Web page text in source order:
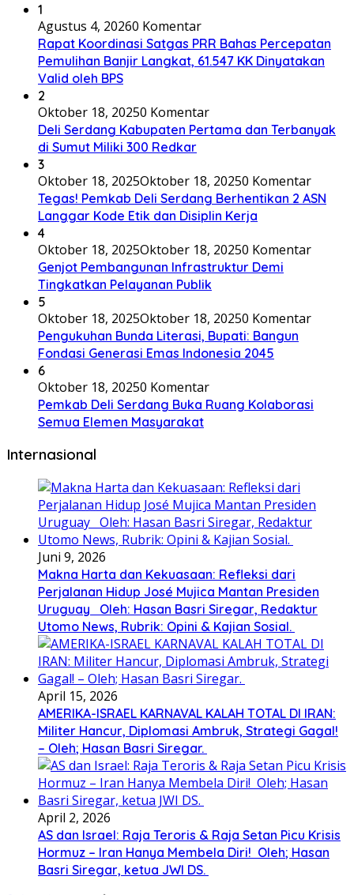
1
Agustus 4, 20260 Komentar
Rapat Koordinasi Satgas PRR Bahas Percepatan
Pemulihan Banjir Langkat, 61.547 KK Dinyatakan
Valid oleh BPS
2
Oktober 18, 20250 Komentar
Deli Serdang Kabupaten Pertama dan Terbanyak
di Sumut Miliki 300 Redkar
3
Oktober 18, 2025Oktober 18, 20250 Komentar
Tegas! Pemkab Deli Serdang Berhentikan 2 ASN
Langgar Kode Etik dan Disiplin Kerja
4
Oktober 18, 2025Oktober 18, 20250 Komentar
Genjot Pembangunan Infrastruktur Demi
Tingkatkan Pelayanan Publik
5
Oktober 18, 2025Oktober 18, 20250 Komentar
Pengukuhan Bunda Literasi, Bupati: Bangun
Fondasi Generasi Emas Indonesia 2045
6
Oktober 18, 20250 Komentar
Pemkab Deli Serdang Buka Ruang Kolaborasi
Semua Elemen Masyarakat
Internasional
Juni 9, 2026
Makna Harta dan Kekuasaan: Refleksi dari
Perjalanan Hidup José Mujica Mantan Presiden
Uruguay Oleh: Hasan Basri Siregar, Redaktur
Utomo News, Rubrik: Opini & Kajian Sosial.
April 15, 2026
AMERIKA-ISRAEL KARNAVAL KALAH TOTAL DI IRAN:
Militer Hancur, Diplomasi Ambruk, Strategi Gagal!
– Oleh; Hasan Basri Siregar.
April 2, 2026
AS dan Israel: Raja Teroris & Raja Setan Picu Krisis
Hormuz – Iran Hanya Membela Diri! Oleh; Hasan
Basri Siregar, ketua JWI DS.